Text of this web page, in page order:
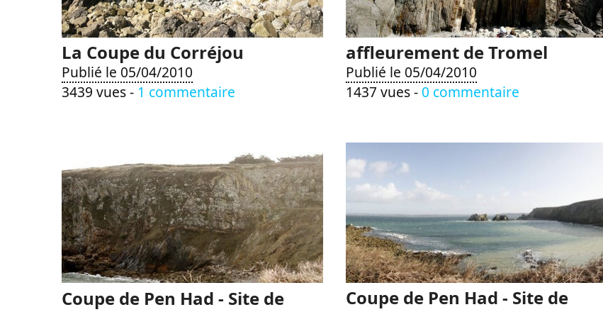
La Coupe du Corréjou
Publié le 05/04/2010
3439 vues - 1 commentaire
affleurement de Tromel
Publié le 05/04/2010
1437 vues - 0 commentaire
Coupe de Pen Had - Site de
Coupe de Pen Had - Site de